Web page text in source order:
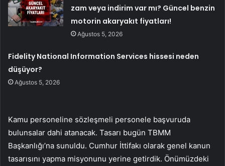
zam veya indirim var mı? Güncel benzin
motorin akaryakıt fiyatları!
Ağustos 5, 2026
Fidelity National Information Services hissesi neden
düşüyor?
Ağustos 5, 2026
Kamu personeline sözleşmeli personele başvuruda
bulunsalar dahi atanacak. Tasarı bugün TBMM
Başkanlığı’na sunuldu. Cumhur İttifakı olarak genel kanun
tasarısını yapma misyonunu yerine getirdik. Önümüzdeki